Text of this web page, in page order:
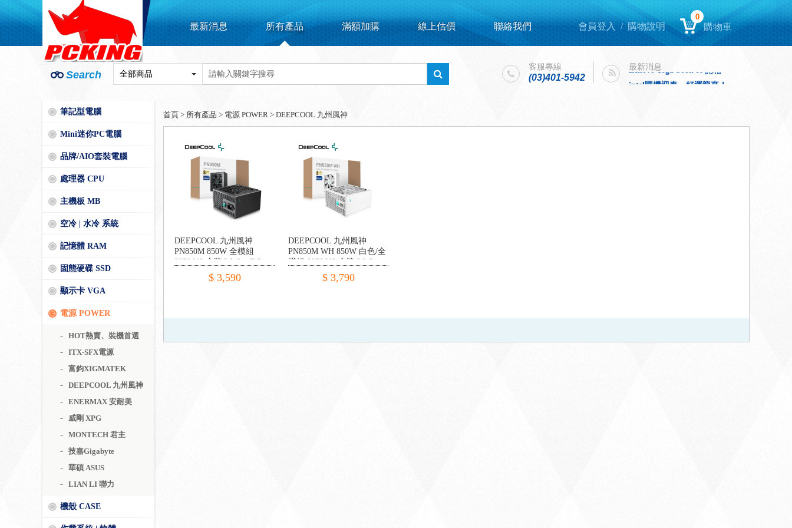
最新消息 所有產品 滿額加購 線上估價 聯絡我們 會員登入 /購物說明
0
購物車
Search
客服專線
(03)401-5942
最新消息
Lenovo Yoga book 9i 開箱
Lenovo Yoga book 9i 開箱
intel購機迎春，好運龍來！
筆記型電腦
Mini迷你PC電腦
品牌/AIO套裝電腦
處理器 CPU
主機板 MB
空冷 | 水冷 系統
記憶體 RAM
固態硬碟 SSD
顯示卡 VGA
電源 POWER
HOT熱賣、裝機首選
ITX-SFX電源
富鈞XIGMATEK
DEEPCOOL 九州風神
ENERMAX 安耐美
威剛 XPG
MONTECH 君主
技嘉Gigabyte
華碩 ASUS
LIAN LI 聯力
機殼 CASE
首頁 > 所有產品 > 電源 POWER > DEEPCOOL 九州風神
DEEPCOOL 九州風神
PN850M 850W 全模組
80PLUS 金牌/LLC + DC-
DC電路/溫控風扇
$ 3,590
DEEPCOOL 九州風神
PN850M WH 850W 白色/全
模組 80PLUS 金牌/LLC +
DC-DC電路/溫控風扇
$ 3,790